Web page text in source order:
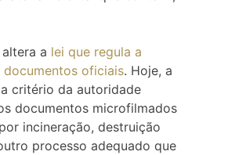
a lei que regula a
oficiais. Hoje, a
critério da autoridade
documentos microfilmados
incineração, destruição
processo adequado que